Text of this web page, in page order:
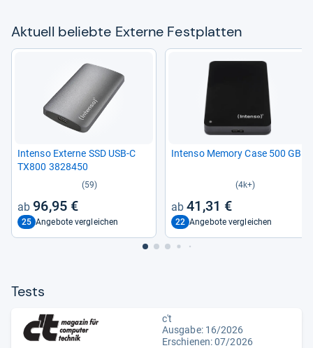
Aktu­ell beliebte Externe Fest­plat­ten
Intenso Externe SSD USB-​C
TX800 3828450
(59)
96,95 €
25 Angebote vergleichen
Intenso Memory Case 500 GB
(4k+)
41,31 €
22 Angebote vergleichen
Tests
c't
Ausgabe: 16/2026
Erschienen:07/2026